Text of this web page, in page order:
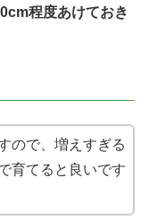
程度あけておき
ので、増えすぎる
育てると良いです